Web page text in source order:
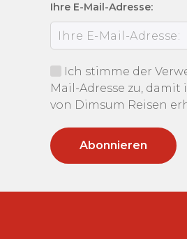
Ihre E-Mail-Adresse:
Ich stimme der
Mail-Adresse zu,
von Dimsum Reisen